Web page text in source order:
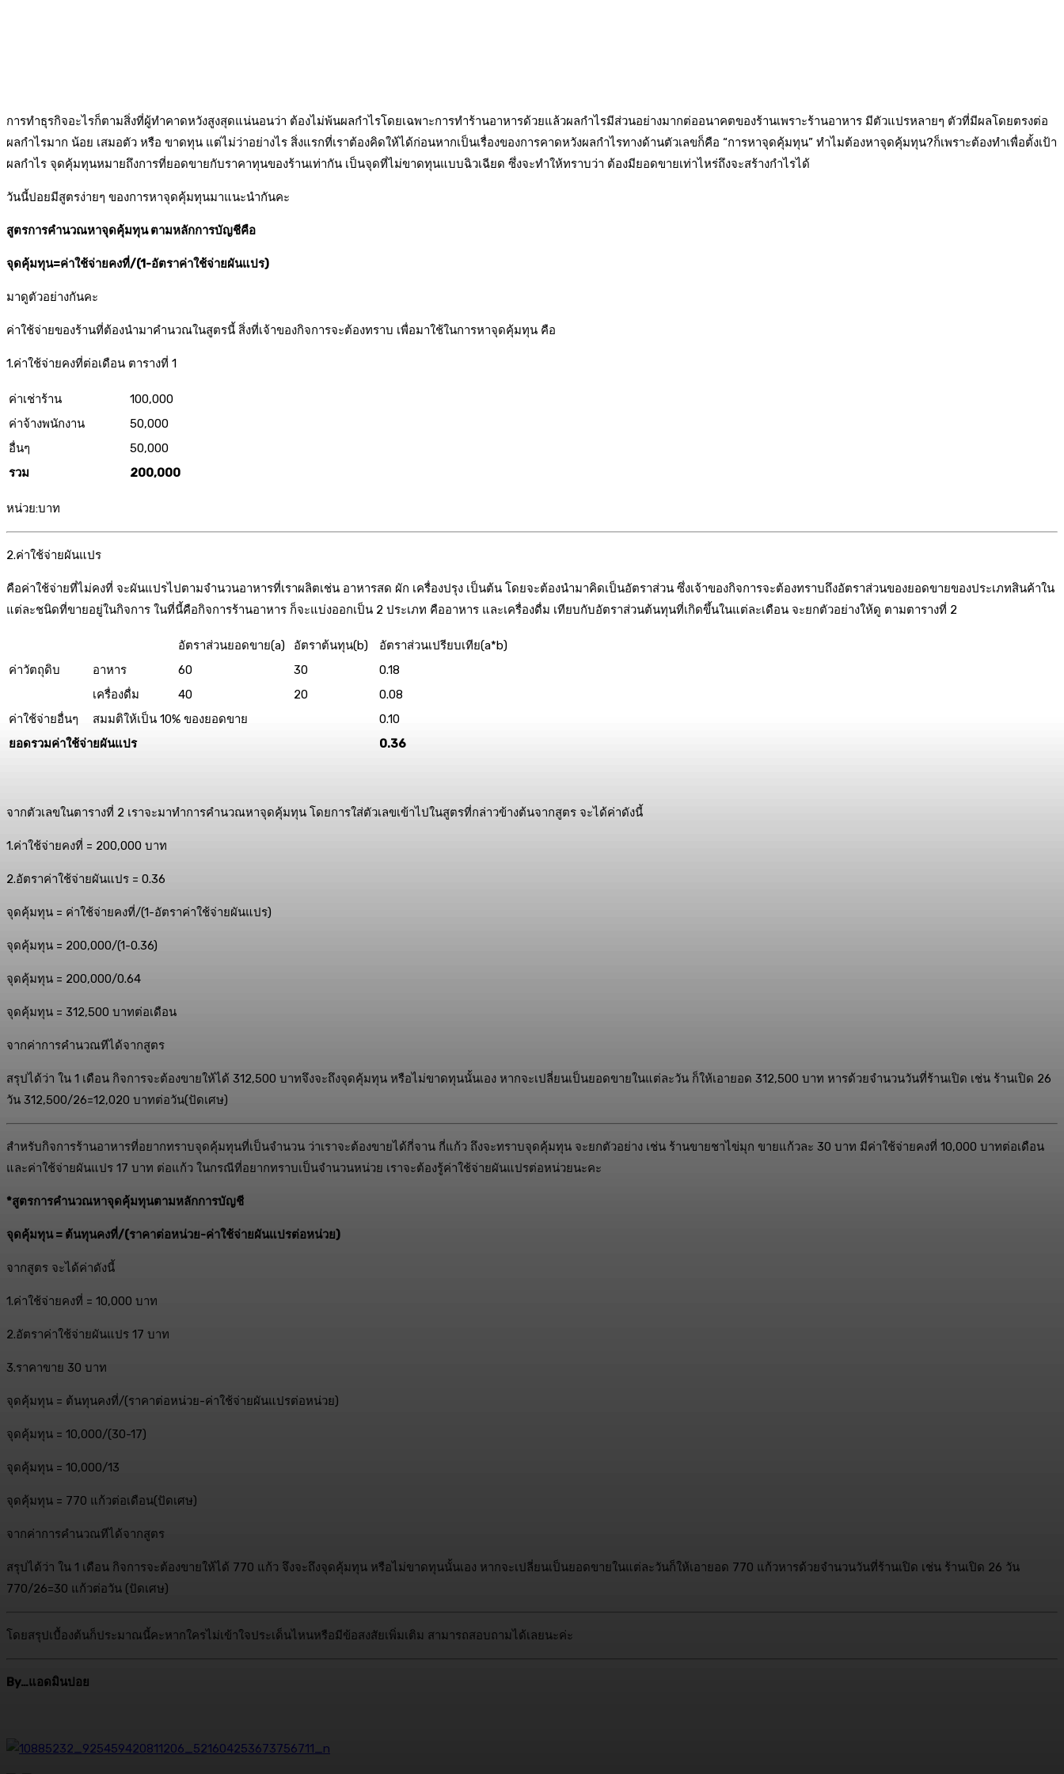
การทำธุรกิจอะไรก็ตามสิ่งที่ผู้ทำคาดหวังสูงสุดแน่นอนว่า ต้องไม่พ้นผลกำไรโดยเฉพาะการทำร้านอาหารด้วยแล้วผลกำไรมีส่วนอย่างมากต่ออนาคตของร้านเพราะร้านอาหาร มีตัวแปรหลายๆ ตัวที่มีผลโดยตรงต่อ
ผลกำไรมาก น้อย เสมอตัว หรือ ขาดทุน แต่ไม่ว่าอย่างไร สิ่งแรกที่เราต้องคิดให้ได้ก่อนหากเป็นเรื่องของการคาดหวังผลกำไรทางด้านตัวเลขก็คือ “การหาจุดคุ้มทุน” ทำไมต้องหาจุดคุ้มทุน?ก็เพราะต้องทำเพื่อตั้งเป้า
ผลกำไร จุดคุ้มทุนหมายถึงการที่ยอดขายกับราคาทุนของร้านเท่ากัน เป็นจุดที่ไม่ขาดทุนแบบฉิวเฉียด ซึ่งจะทำให้ทราบว่า ต้องมียอดขายเท่าไหร่ถึงจะสร้างกำไรได้
วันนี้ปอยมีสูตรง่ายๆ ของการหาจุดคุ้มทุนมาแนะนำกันคะ
สูตรการคำนวณหาจุดคุ้มทุน ตามหลักการบัญชีคือ
จุดคุ้มทุน=ค่าใช้จ่ายคงที่/(1-อัตราค่าใช้จ่ายผันแปร)
มาดูตัวอย่างกันคะ
ค่าใช้จ่ายของร้านที่ต้องนำมาคำนวณในสูตรนี้ สิ่งที่เจ้าของกิจการจะต้องทราบ เพื่อมาใช้ในการหาจุดคุ้มทุน คือ
1.ค่าใช้จ่ายคงที่ต่อเดือน ตารางที่ 1
ค่าเช่าร้าน
100,000
ค่าจ้างพนักงาน
50,000
อื่นๆ
50,000
รวม
200,000
หน่วย:บาท
2.ค่าใช้จ่ายผันแปร
คือค่าใช้จ่ายที่ไม่คงที่ จะผันแปรไปตามจำนวนอาหารที่เราผลิตเช่น อาหารสด ผัก เครื่องปรุง เป็นต้น โดยจะต้องนำมาคิดเป็นอัตราส่วน ซึ่งเจ้าของกิจการจะต้องทราบถึงอัตราส่วนของยอดขายของประเภทสินค้าใน
แต่ละชนิดที่ขายอยู่ในกิจการ ในที่นี้คือกิจการร้านอาหาร ก็จะแบ่งออกเป็น 2 ประเภท คืออาหาร และเครื่องดื่ม เทียบกับอัตราส่วนต้นทุนที่เกิดขึ้นในแต่ละเดือน จะยกตัวอย่างให้ดู ตามตารางที่ 2
อัตราส่วนยอดขาย(a) อัตราต้นทุน(b)
อัตราส่วนเปรียบเทีย(a*b)
ค่าวัตถุดิบ
อาหาร 60 30
0.18
เครื่องดื่ม
40 20
0.08
ค่าใช้จ่ายอื่นๆ
สมมติให้เป็น 10% ของยอดขาย
0.10
ยอดรวมค่าใช้จ่ายผันแปร
0.36
จากตัวเลขในตารางที่ 2 เราจะมาทำการคำนวณหาจุดคุ้มทุน โดยการใส่ตัวเลขเข้าไปในสูตรที่กล่าวข้างต้นจากสูตร จะได้ค่าดังนี้
1.ค่าใช้จ่ายคงที่ = 200,000 บาท
2.อัตราค่าใช้จ่ายผันแปร = 0.36
จุดคุ้มทุน = ค่าใช้จ่ายคงที่/(1-อัตราค่าใช้จ่ายผันแปร)
จุดคุ้มทุน = 200,000/(1-0.36)
จุดคุ้มทุน = 200,000/0.64
จุดคุ้มทุน = 312,500 บาทต่อเดือน
จากค่าการคำนวณทีได้จากสูตร
สรุปได้ว่า ใน 1 เดือน กิจการจะต้องขายให้ได้ 312,500 บาทจึงจะถึงจุดคุ้มทุน หรือไม่ขาดทุนนั้นเอง หากจะเปลี่ยนเป็นยอดขายในแต่ละวัน ก็ให้เอายอด 312,500 บาท หารด้วยจำนวนวันที่ร้านเปิด เช่น ร้านเปิด 26
วัน 312,500/26=12,020 บาทต่อวัน(ปัดเศษ)
สำหรับกิจการร้านอาหารที่อยากทราบจุดคุ้มทุนที่เป็นจำนวน ว่าเราจะต้องขายได้กี่จาน กี่แก้ว ถึงจะทราบจุดคุ้มทุน จะยกตัวอย่าง เช่น ร้านขายชาไข่มุก ขายแก้วละ 30 บาท มีค่าใช้จ่ายคงที่ 10,000 บาทต่อเดือน
และค่าใช้จ่ายผันแปร 17 บาท ต่อแก้ว ในกรณีที่อยากทราบเป็นจำนวนหน่วย เราจะต้องรู้ค่าใช้จ่ายผันแปรต่อหน่วยนะคะ
*สูตรการคำนวณหาจุดคุ้มทุนตามหลักการบัญชี
จุดคุ้มทุน= ต้นทุนคงที่/(ราคาต่อหน่วย-ค่าใช้จ่ายผันแปรต่อหน่วย)
จากสูตร จะได้ค่าดังนี้
1.ค่าใช้จ่ายคงที่ = 10,000 บาท
2.อัตราค่าใช้จ่ายผันแปร 17 บาท
3.ราคาขาย 30 บาท
จุดคุ้มทุน = ต้นทุนคงที่/(ราคาต่อหน่วย-ค่าใช้จ่ายผันแปรต่อหน่วย)
จุดคุ้มทุน = 10,000/(30-17)
จุดคุ้มทุน = 10,000/13
จุดคุ้มทุน = 770 แก้วต่อเดือน(ปัดเศษ)
จากค่าการคำนวณทีได้จากสูตร
สรุปได้ว่า ใน 1 เดือน กิจการจะต้องขายให้ได้ 770 แก้ว จึงจะถึงจุดคุ้มทุน หรือไม่ขาดทุนนั้นเอง หากจะเปลี่ยนเป็นยอดขายในแต่ละวันก็ให้เอายอด 770 แก้วหารด้วยจำนวนวันที่ร้านเปิด เช่น ร้านเปิด 26 วัน
770/26=30 แก้วต่อวัน (ปัดเศษ)
โดยสรุปเบื้องต้นก็ประมาณนี้คะหากใครไม่เข้าใจประเด็นไหนหรือมีข้อสงสัยเพิ่มเติม สามารถสอบถามได้เลยนะค่ะ
By…แอดมินปอย